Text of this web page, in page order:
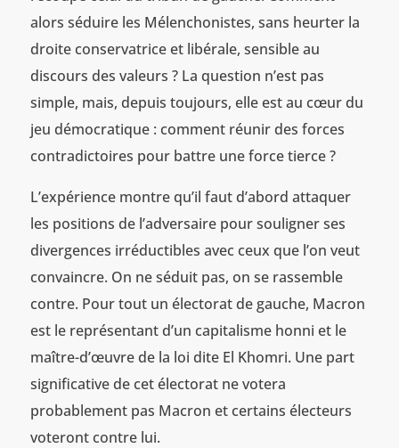
alors séduire les Mélenchonistes, sans heurter la
droite conservatrice et libérale, sensible au
discours des valeurs ? La question n’est pas
simple, mais, depuis toujours, elle est au cœur du
jeu démocratique : comment réunir des forces
contradictoires pour battre une force tierce ?
L’expérience montre qu’il faut d’abord attaquer
les positions de l’adversaire pour souligner ses
divergences irréductibles avec ceux que l’on veut
convaincre. On ne séduit pas, on se rassemble
contre. Pour tout un électorat de gauche, Macron
est le représentant d’un capitalisme honni et le
maître-d’œuvre de la loi dite El Khomri. Une part
significative de cet électorat ne votera
probablement pas Macron et certains électeurs
voteront contre lui.